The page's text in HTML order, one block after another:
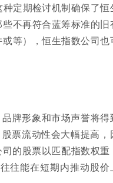
定期检讨机制确保了恒
不再符合蓝筹标准的旧
等），恒生指数公司也
牌形象和市场声誉将得
票流动性会大幅提高，
的股票以匹配指数权重
往能在短期内推动股价